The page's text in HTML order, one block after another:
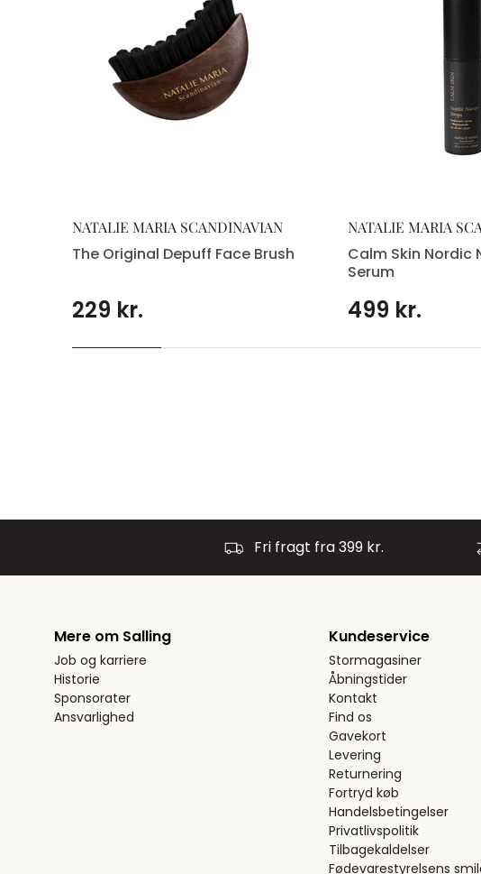
NATALIE MARIA SCANDINAVIAN
The Original Depuff Face Brush
229 kr.
NATALIE MARIA
Calm Skin Nordic
Serum
499 kr.
Fri fragt fra 399 kr.
Mere om Salling
Job og karriere
Historie
Sponsorater
Ansvarlighed
Kundeservice
Stormagasiner
Åbningstider
Kontakt
Find os
Gavekort
Levering
Returnering
Fortryd køb
Handelsbetingelser
Privatlivspolitik
Tilbagekaldelser
Fødevarestyrelsens